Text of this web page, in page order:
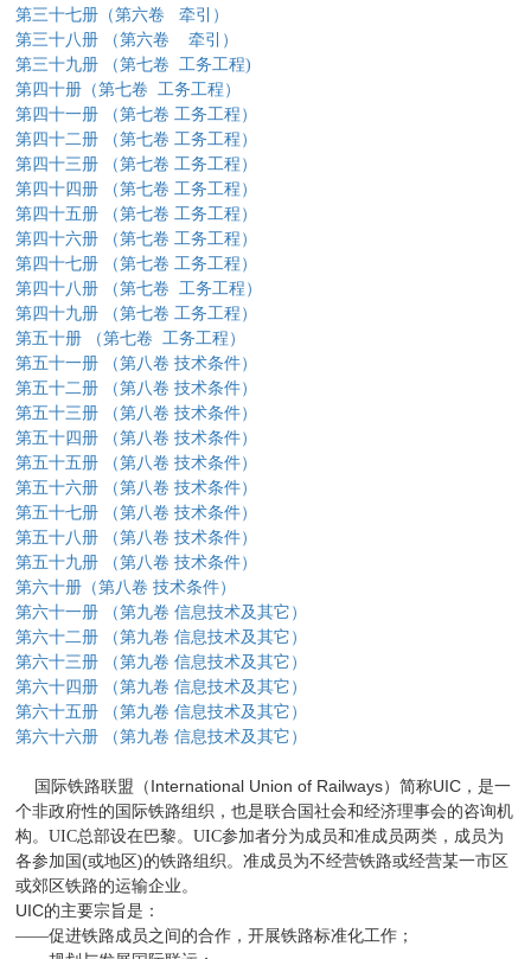
第三十七册（第六卷 牵引）
第三十八册
（第六卷 牵引）
第三十九册
（第七卷 工务工程)
第四十册（第七卷 工务工程）
第四十一册
（第七卷 工务工程）
第四十二册
（第七卷 工务工程）
第四十三册
（第七卷 工务工程）
第四十四册
（第七卷 工务工程）
第四十五册
（第七卷 工务工程）
第四十六册
（第七卷 工务工程）
第四十七册
（第七卷 工务工程）
第四十八册
（第七卷 工务工程）
第四十九册
（第七卷 工务工程）
第五十册
（第七卷 工务工程）
第五十一册
（第八卷 技术条件）
第五十二册
（第八卷 技术条件）
第五十三册
（第八卷 技术条件）
第五十四册
（第八卷 技术条件）
第五十五册
（第八卷 技术条件）
第五十六册
（第八卷 技术条件）
第五十七册
（第八卷 技术条件）
第五十八册
（第八卷 技术条件）
第五十九册
（第八卷 技术条件）
第六十册（第八卷 技术条件）
第六十一册
（第九卷 信息技术及其它）
第六十二册
（第九卷 信息技术及其它）
第六十三册
（第九卷 信息技术及其它）
第六十四册
（第九卷 信息技术及其它）
第六十五册
（第九卷 信息技术及其它）
第六十六册
（第九卷 信息技术及其它）
国际铁路联盟（ International Union of Railways）简称UIC ，是一
个非政府性的国际铁路组织，也是联合国社会和经济理事会的咨询机
构。UIC总部设在巴黎。UIC参加者分为成员和准成员两类，成员为
各参加国 (或地区)的铁路组织。准成员为不经营铁路或经营某一市区
或郊区铁路的运输企业。
UIC的主要宗旨是：
——促进铁路成员之间的合作，开展铁路标准化工作；